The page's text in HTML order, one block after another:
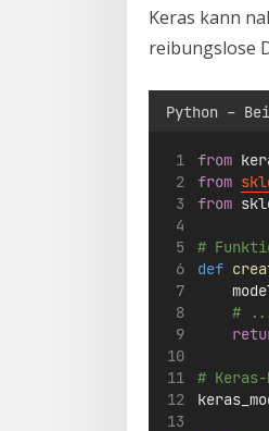
Keras kann
reibungslose
Python –
from
from
from
#
def
#
#